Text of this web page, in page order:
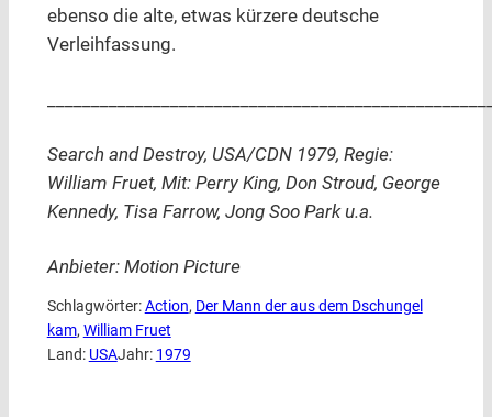
ebenso die alte, etwas kürzere deutsche
Verleihfassung.
Search and Destroy, USA/CDN 1979, Regie:
William Fruet, Mit: Perry King, Don Stroud, George
Kennedy, Tisa Farrow, Jong Soo Park u.a.
Anbieter: Motion Picture
Schlagwörter:Action, Der Mann der aus dem Dschungel
kam, William Fruet
Land: USAJahr: 1979